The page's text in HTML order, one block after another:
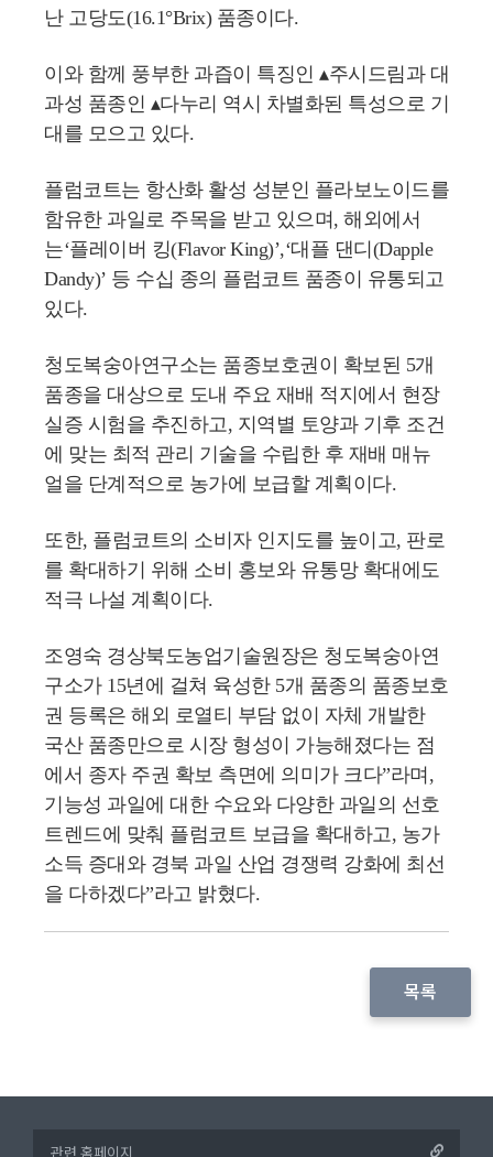
난 고당도(16.1°Brix) 품종이다.
이와 함께 풍부한 과즙이 특징인 ▴주시드림과 대
과성 품종인 ▴다누리 역시 차별화된 특성으로 기
대를 모으고 있다.
플럼코트는 항산화 활성 성분인 플라보노이드를
함유한 과일로 주목을 받고 있으며, 해외에서
는‘플레이버 킹(Flavor King)’,‘대플 댄디(Dapple
Dandy)’ 등 수십 종의 플럼코트 품종이 유통되고
있다.
청도복숭아연구소는 품종보호권이 확보된 5개
품종을 대상으로 도내 주요 재배 적지에서 현장
실증 시험을 추진하고, 지역별 토양과 기후 조건
에 맞는 최적 관리 기술을 수립한 후 재배 매뉴
얼을 단계적으로 농가에 보급할 계획이다.
또한, 플럼코트의 소비자 인지도를 높이고, 판로
를 확대하기 위해 소비 홍보와 유통망 확대에도
적극 나설 계획이다.
조영숙 경상북도농업기술원장은 청도복숭아연
구소가 15년에 걸쳐 육성한 5개 품종의 품종보호
권 등록은 해외 로열티 부담 없이 자체 개발한
국산 품종만으로 시장 형성이 가능해졌다는 점
에서 종자 주권 확보 측면에 의미가 크다”라며,
기능성 과일에 대한 수요와 다양한 과일의 선호
트렌드에 맞춰 플럼코트 보급을 확대하고, 농가
소득 증대와 경북 과일 산업 경쟁력 강화에 최선
을 다하겠다”라고 밝혔다.
목록